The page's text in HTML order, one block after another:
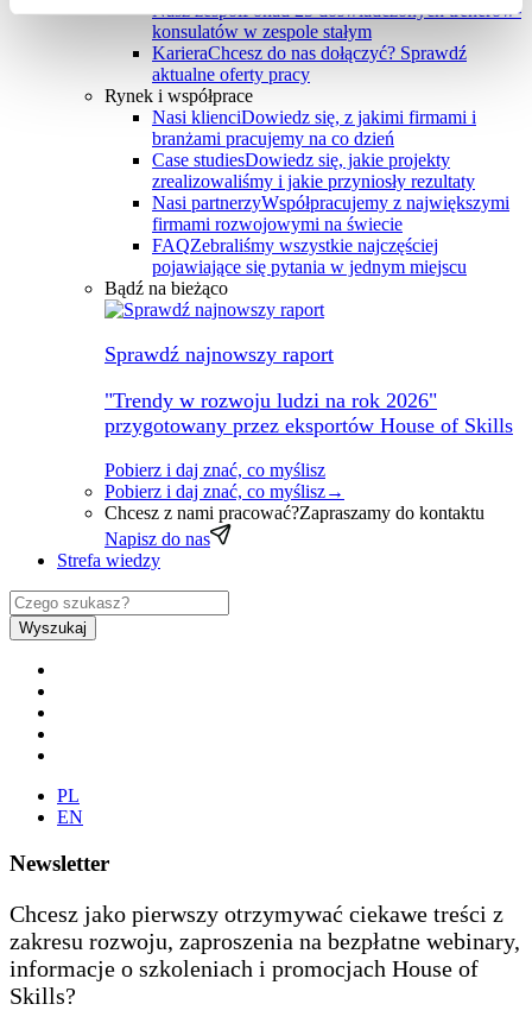
Nasz zespółPonad 25 doświadczonych trenerów-
konsulatów w zespole stałym
KarieraChcesz do nas dołączyć? Sprawdź
aktualne oferty pracy
Rynek i współprace
Nasi klienciDowiedz się, z jakimi firmami i
branżami pracujemy na co dzień
Case studiesDowiedz się, jakie projekty
zrealizowaliśmy i jakie przyniosły rezultaty
Nasi partnerzyWspółpracujemy z największymi
firmami rozwojowymi na świecie
FAQZebraliśmy wszystkie najczęściej
pojawiające się pytania w jednym miejscu
Bądź na bieżąco
Sprawdź najnowszy raport
"Trendy w rozwoju ludzi na rok 2026"
przygotowany przez eksportów House of Skills
Pobierz i daj znać, co myślisz
Pobierz i daj znać, co myślisz→
Chcesz z nami pracować?Zapraszamy do kontaktu
Napisz do nas
Strefa wiedzy
Wyszukaj
PL
EN
Newsletter
Chcesz jako pierwszy otrzymywać ciekawe treści z
zakresu rozwoju, zaproszenia na bezpłatne webinary,
informacje o szkoleniach i promocjach House of
Skills?